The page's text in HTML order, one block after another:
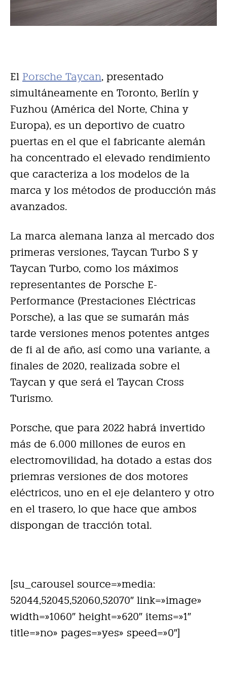
El Porsche Taycan, presentado
simultáneamente en Toronto, Berlín y
Fuzhou (América del Norte, China y
Europa), es un deportivo de cuatro
puertas en el que el fabricante alemán
ha concentrado el elevado rendimiento
que caracteriza a los modelos de la
marca y los métodos de producción más
avanzados.
La marca alemana lanza al mercado dos
primeras versiones, Taycan Turbo S y
Taycan Turbo, como los máximos
representantes de Porsche E-
Performance (Prestaciones Eléctricas
Porsche), a las que se sumarán más
tarde versiones menos potentes antges
de fi al de año, así como una variante, a
finales de 2020, realizada sobre el
Taycan y que será el Taycan Cross
Turismo.
Porsche, que para 2022 habrá invertido
más de 6.000 millones de euros en
electromovilidad, ha dotado a estas dos
priemras versiones de dos motores
eléctricos, uno en el eje delantero y otro
en el trasero, lo que hace que ambos
dispongan de tracción total.
[su_carousel source=»media:
52044,52045,52060,52070″ link=»image»
width=»1060″ height=»620″ items=»1″
title=»no» pages=»yes» speed=»0″]